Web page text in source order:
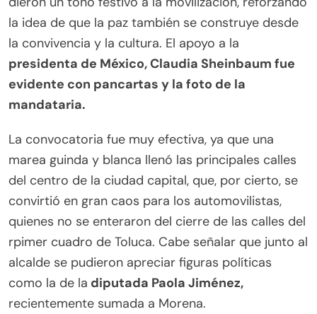
la idea de que la paz también se construye desde
la convivencia y la cultura. El apoyo a la
presidenta de México, Claudia Sheinbaum fue
evidente con pancartas y la foto de la
mandataria.
La convocatoria fue muy efectiva, ya que una
marea guinda y blanca llenó las principales calles
del centro de la ciudad capital, que, por cierto, se
convirtió en gran caos para los automovilistas,
quienes no se enteraron del cierre de las calles del
rpimer cuadro de Toluca. Cabe señalar que junto al
alcalde se pudieron apreciar figuras políticas
como la de la diputada Paola Jiménez,
recientemente sumada a Morena.